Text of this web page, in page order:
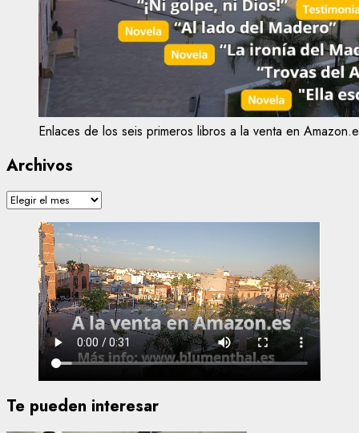
Enlaces de los seis primeros libros a la venta en
Archivos
Archivos
Te pueden interesar